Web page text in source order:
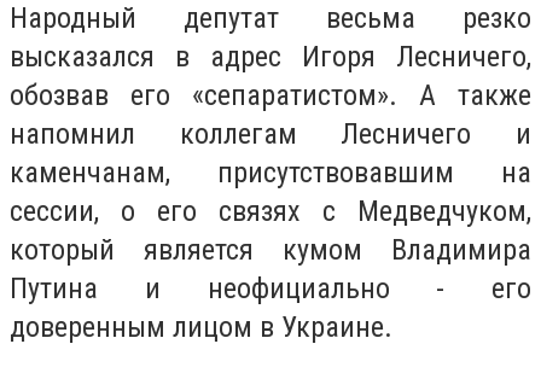
Народный депутат весьма резко
высказался в адрес Игоря Лесничего,
обозвав его «сепаратистом». А также
напомнил коллегам Лесничего и
каменчанам, присутствовавшим на
сессии, о его связях с Медведчуком,
который является кумом Владимира
Путина и неофициально - его
доверенным лицом в Украине.